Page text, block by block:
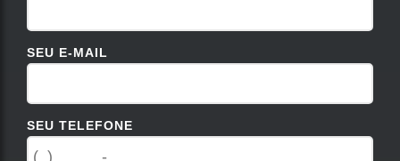
SEU E-MAIL
SEU TELEFONE